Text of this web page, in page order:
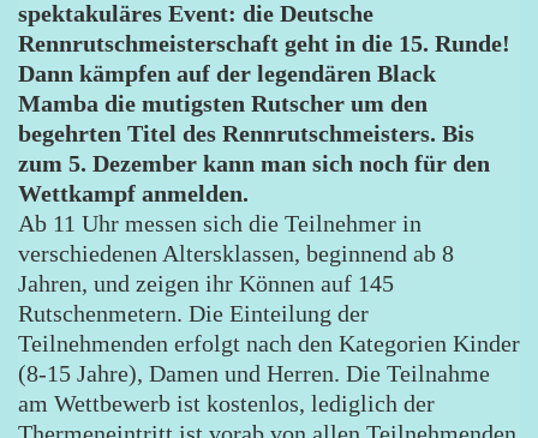
spektakuläres Event: die Deutsche
Rennrutschmeisterschaft geht in die 15. Runde!
Dann kämpfen auf der legendären Black
Mamba die mutigsten Rutscher um den
begehrten Titel des Rennrutschmeisters. Bis
zum 5. Dezember kann man sich noch für den
Wettkampf anmelden.
Ab 11 Uhr messen sich die Teilnehmer in
verschiedenen Altersklassen, beginnend ab 8
Jahren, und zeigen ihr Können auf 145
Rutschenmetern. Die Einteilung der
Teilnehmenden erfolgt nach den Kategorien Kinder
(8-15 Jahre), Damen und Herren. Die Teilnahme
am Wettbewerb ist kostenlos, lediglich der